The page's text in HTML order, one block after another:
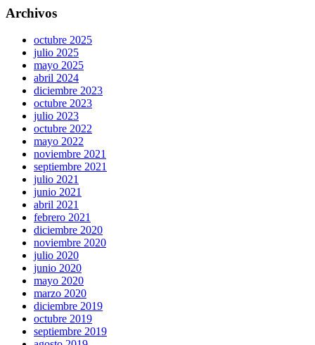
Archivos
octubre 2025
julio 2025
mayo 2025
abril 2024
diciembre 2023
octubre 2023
julio 2023
octubre 2022
mayo 2022
noviembre 2021
septiembre 2021
julio 2021
junio 2021
abril 2021
febrero 2021
diciembre 2020
noviembre 2020
julio 2020
junio 2020
mayo 2020
marzo 2020
diciembre 2019
octubre 2019
septiembre 2019